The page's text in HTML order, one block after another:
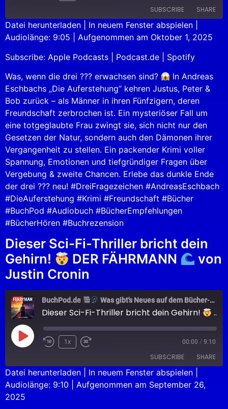
SUBSCRIBE SHARE
Apple Podcasts Podcast.de
Spotify
RSS FEED
SHARE
LINK
EMBED
Datei herunterladen In neuem Fenster abspielen
Audiolänge: 9:05
Aufgenommen am Oktober 1, 2025
Subscribe: Apple Podcasts Podcast.de
Spotify
Was, wenn die drei ??? erwachsen sind?
In Andreas
Eschbachs „Die Auferstehung“ kehren Justus, Peter &
Bob zurück – als Männer in ihren Fünfzigern, deren
Freundschaft zerbrochen ist. Ein mysteriöser Fall um
eine totgeglaubte Frau zwingt sie, sich nicht nur den
Gesetzen der Natur, sondern auch den Dämonen ihrer
Vergangenheit zu stellen. Ein packender Krimi voller
Spannung, Emotionen und tiefgründiger Fragen über
Vergebung & zweite Chancen. Erlebe das dunkle Ende
der drei ??? neu! #DreiFragezeichen #AndreasEschbach
#DieAuferstehung #Krimi #Freundschaft #Bücher
#BuchPod #Audiobuch #BücherEmpfehlungen
#BücherHören #Buchrezension
Dieser Sci-Fi-Thriller bricht dein
Gehirn!
DER FÄHRMANN
von
Justin Cronin
BuchPod.de Was gibt's Neues auf dem Bücher-Markt?
Dieser Sci-Fi-Thriller bricht dein Gehirn! DER FÄHRMANN
1x 00:00 / 9:10
SUBSCRIBE SHARE
Apple Podcasts Podcast.de
SHARE
Datei herunterladen In neuem Fenster abspielen
Audiolänge: 9:10
Aufgenommen am September 26,
2025